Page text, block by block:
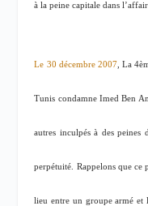
à la peine capitale dans
Le 30 décembre 2007, La
Tunis condamne Imed Ben
autres inculpés à des peines
perpétuité. Rappelons que ce
lieu entre un groupe armé et